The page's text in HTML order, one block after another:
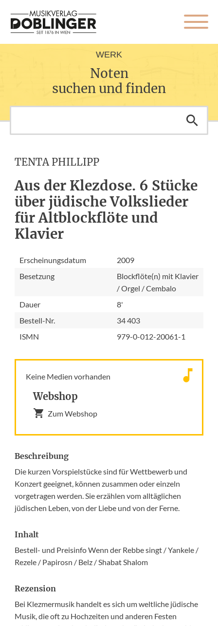
WERK
Noten
suchen und finden
TENTA PHILLIPP
Aus der Klezdose. 6 Stücke
über jüdische Volkslieder
für Altblockflöte und
Klavier
Erscheinungsdatum
2009
Besetzung
Blockflöte(n) mit Klavier
/ Orgel / Cembalo
Dauer
8'
Bestell-Nr.
34 403
ISMN
979-0-012-20061-1
Keine Medien vorhanden
Webshop
Zum Webshop
Beschreibung
Die kurzen Vorspielstücke sind für Wettbewerb und
Konzert geeignet, können zusammen oder einzeln
vorgetragen werden. Sie erzählen vom alltäglichen
jüdischen Leben, von der Liebe und von der Ferne.
Inhalt
Bestell- und Preisinfo Wenn der Rebbe singt / Yankele /
Rezele / Papirosn / Belz / Shabat Shalom
Rezension
Bei Klezmermusik handelt es sich um weltliche jüdische
Musik, die oft zu Hochzeiten und anderen Festen